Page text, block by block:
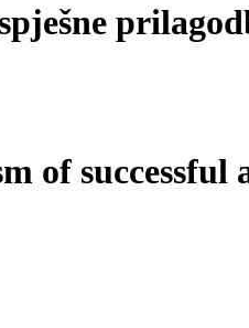
of successful